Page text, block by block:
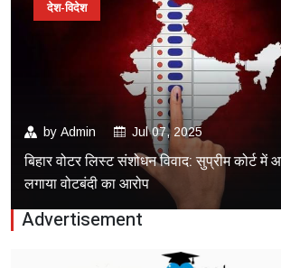
by Admin Jul 07, 2025
बिहार वोटर लिस्ट संशोधन विवाद: सुप्रीम कोर्ट में
लगाया वोटबंदी का आरोप
देश-विदेश
Advertisement